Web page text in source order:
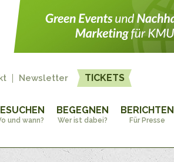
Newsletter TICKETS
und wann?
BEGEGNEN
Wer ist dabei?
BERICHTEN
Für Presse